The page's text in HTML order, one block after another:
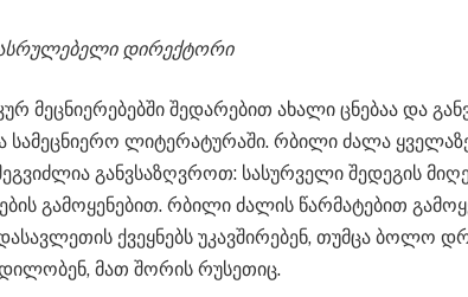
დირექტორი
მეცნიერებებში შედარებით ახალი ცნებაა და
სამეცნიერო ლიტერატურაში. რბილი ძალა
განვსაზღვროთ: სასურველი შედეგის
გამოყენებით. რბილი ძალის წარმატებით
ქვეყნებს უკავშირებენ, თუმცა ბოლო
მათ შორის რუსეთიც.